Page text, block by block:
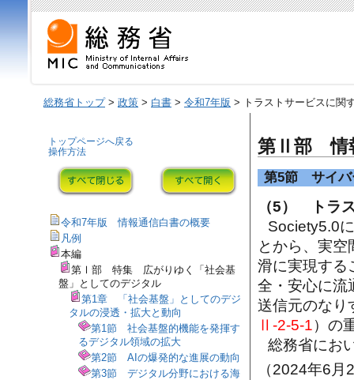
総務省トップ> 政策 > 白書 > 令和7年版 > トラストサービスに関
第Ⅱ部 情
第5節 サイバ
（5） トラ
Society5.0
とから、実
滑に実現する
全・安心に流
送信元のなり
Ⅱ-2-5-1）の
総務省にお
（2024年6
トップページへ戻る
操作方法
令和7年版 情報通信白書の概要
凡例
本編
第Ⅰ部 特集 広がりゆく「社会基
盤」としてのデジタル
第1章 「社会基盤」としてのデジ
タルの浸透・拡大と動向
第1節 社会基盤的機能を発揮す
るデジタル領域の拡大
第2節 AIの爆発的な進展の動向
第3節 デジタル分野における海